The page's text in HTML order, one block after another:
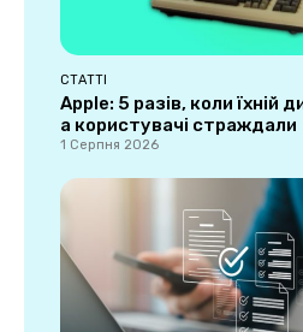
СТАТТІ
Apple: 5 разів, коли їхній
а користувачі страждали
1 Серпня 2026